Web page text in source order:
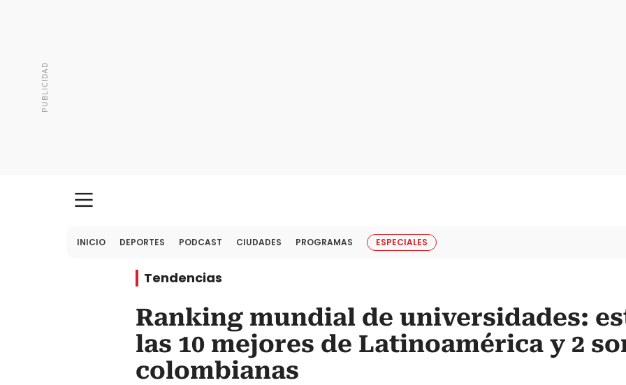
INICIO DEPORTES PODCAST CIUDADES PROGRAMAS ESPECIALES
Tendencias
Ranking mundial de universidades:
las 10 mejores de Latinoamérica y 2
colombianas